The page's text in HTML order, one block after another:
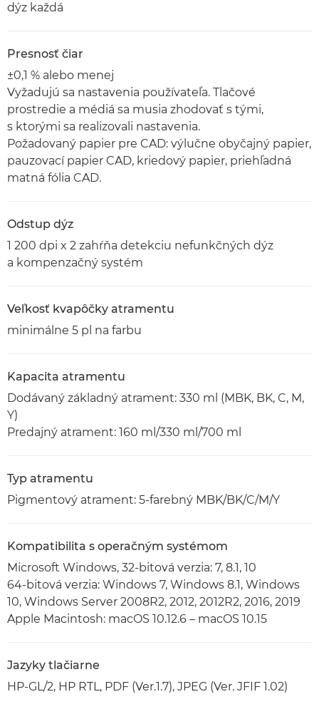
dýz každá
Presnosť čiar
±0,1 % alebo menej
Vyžadujú sa nastavenia používateľa. Tlačové
prostredie a médiá sa musia zhodovať s tými,
s ktorými sa realizovali nastavenia.
Požadovaný papier pre CAD: výlučne obyčajný papier,
pauzovací papier CAD, kriedový papier, priehľadná
matná fólia CAD.
Odstup dýz
1 200 dpi x 2 zahŕňa detekciu nefunkčných dýz
a kompenzačný systém
Veľkosť kvapôčky atramentu
minimálne 5 pl na farbu
Kapacita atramentu
Dodávaný základný atrament: 330 ml (MBK, BK, C, M,
Y)
Predajný atrament: 160 ml/330 ml/700 ml
Typ atramentu
Pigmentový atrament: 5-farebný MBK/BK/C/M/Y
Kompatibilita s operačným systémom
Microsoft Windows, 32-bitová verzia: 7, 8.1, 10
64-bitová verzia: Windows 7, Windows 8.1, Windows
10, Windows Server 2008R2, 2012, 2012R2, 2016, 2019
Apple Macintosh: macOS 10.12.6 – macOS 10.15
Jazyky tlačiarne
HP-GL/2, HP RTL, PDF (Ver.1.7), JPEG (Ver. JFIF 1.02)